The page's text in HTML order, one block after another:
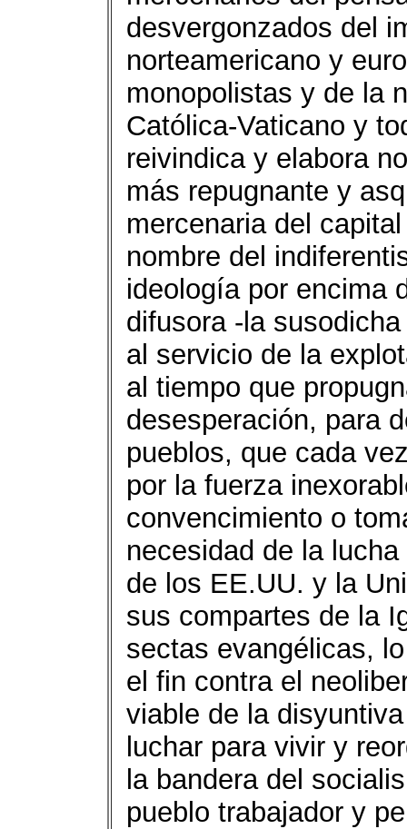
desvergonzados del
norteamericano y
monopolistas y de la
Católica-Vaticano y
reivindica y elabora
más repugnante y
mercenaria del
nombre del
ideología por encima
difusora -la
al servicio de la
al tiempo que
desesperación, para
pueblos, que cada
por la fuerza
convencimiento o
necesidad de la
de los EE.UU. y la
sus compartes de la
sectas evangélicas,
el fin contra el
viable de la
luchar para vivir y
la bandera del
pueblo trabajador y